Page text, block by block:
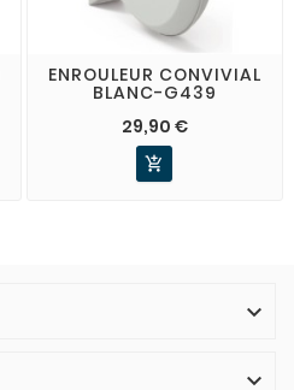
ENROULEUR CONVIVIAL
BLANC-G439
29,90 €


